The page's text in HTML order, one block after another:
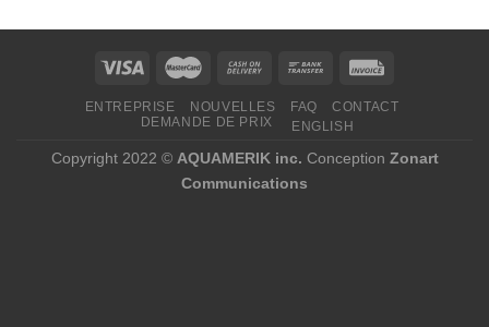
ENTREPRISE NOUVELLES FAQ
CONTACT
DEMANDE DE PRIX
ENGLISH
Copyright 2022 © AQUAMERIK inc. Conception Zonart
Communications